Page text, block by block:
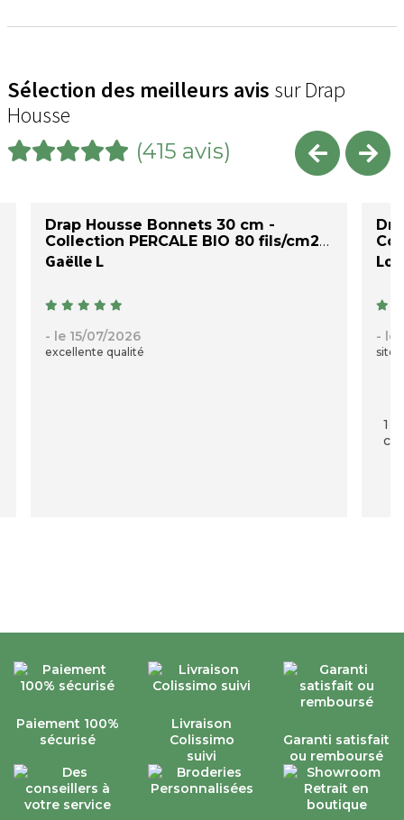
Sélection des meilleurs avis sur Drap
Housse
(415 avis)
Drap Housse Bonnets 30 cm -
Collection PERCALE BIO 80 fils/cm2
Gaëlle L
- le 15/07/2026
excellente qualité
- le
site
1
Paiement 100%
sécurisé
Livraison
Colissimo
suivi
Garanti satisfait
ou remboursé